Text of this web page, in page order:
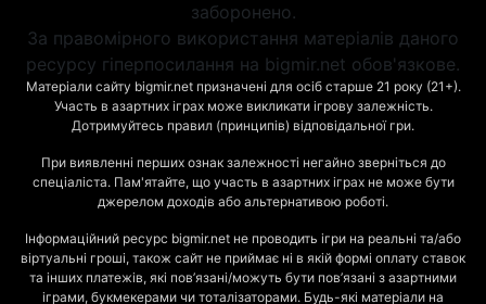
заборонено.
За правомірного використання матеріалів даного
ресурсу гіперпосилання на bigmir.net обов'язкове.
Матеріали сайту bigmir.net призначені для осіб старше 21 року (21+).
Участь в азартних іграх може викликати ігрову залежність.
Дотримуйтесь правил (принципів) відповідальної гри.
При виявленні перших ознак залежності негайно зверніться до
спеціаліста. Пам'ятайте, що участь в азартних іграх не може бути
джерелом доходів або альтернативою роботі.
Інформаційний ресурс bigmir.net не проводить ігри на реальні та/або
віртуальні гроші, також сайт не приймає ні в якій формі оплату ставок
та інших платежів, які пов’язані/можуть бути пов’язані з азартними
іграми, букмекерами чи тоталізаторами. Будь-які матеріали на